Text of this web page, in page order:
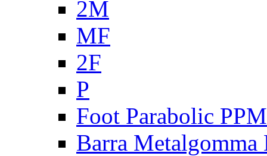
2M
MF
2F
P
Foot Parabolic PPM
Barra Metalgomma